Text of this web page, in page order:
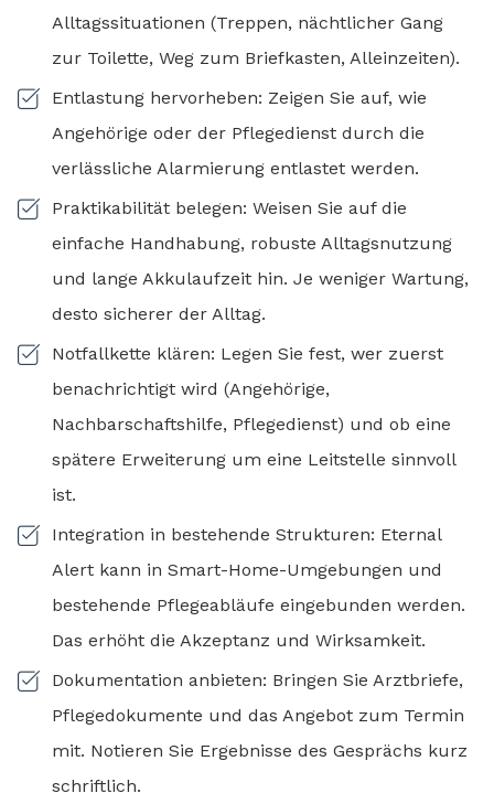
Alltagssituationen (Treppen, nächtlicher Gang
zur Toilette, Weg zum Briefkasten, Alleinzeiten).
Entlastung hervorheben: Zeigen Sie auf, wie
Angehörige oder der Pflegedienst durch die
verlässliche Alarmierung entlastet werden.
Praktikabilität belegen: Weisen Sie auf die
einfache Handhabung, robuste Alltagsnutzung
und lange Akkulaufzeit hin. Je weniger Wartung,
desto sicherer der Alltag.
Notfallkette klären: Legen Sie fest, wer zuerst
benachrichtigt wird (Angehörige,
Nachbarschaftshilfe, Pflegedienst) und ob eine
spätere Erweiterung um eine Leitstelle sinnvoll
ist.
Integration in bestehende Strukturen: Eternal
Alert kann in Smart-Home-Umgebungen und
bestehende Pflegeabläufe eingebunden werden.
Das erhöht die Akzeptanz und Wirksamkeit.
Dokumentation anbieten: Bringen Sie Arztbriefe,
Pflegedokumente und das Angebot zum Termin
mit. Notieren Sie Ergebnisse des Gesprächs kurz
schriftlich.